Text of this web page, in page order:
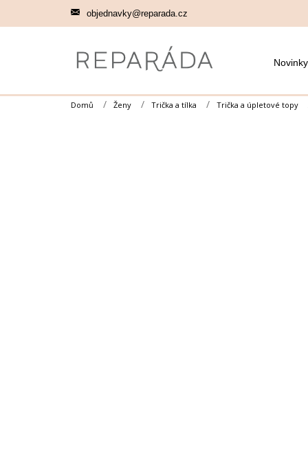
objednavky@reparada.cz
Novinky
Domů Ženy Trička a tílka Trička a úpletové topy